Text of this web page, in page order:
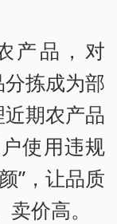
产品，对
分拣成为部
近期农产品
使用违规
”，让品质
价高。